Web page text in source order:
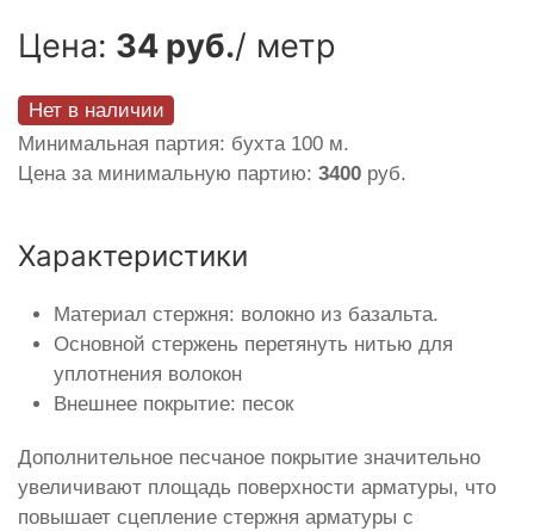
Цена: 34 руб./ метр
Нет в наличии
Минимальная партия: бухта 100 м.
Цена за минимальную партию: 3400 руб.
Характеристики
Материал стержня: волокно из базальта.
Основной стержень перетянуть нитью для
уплотнения волокон
Внешнее покрытие: песок
Дополнительное песчаное покрытие значительно
увеличивают площадь поверхности арматуры, что
повышает сцепление стержня арматуры с